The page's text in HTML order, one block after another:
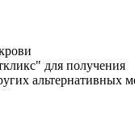
для получения
альтернативных